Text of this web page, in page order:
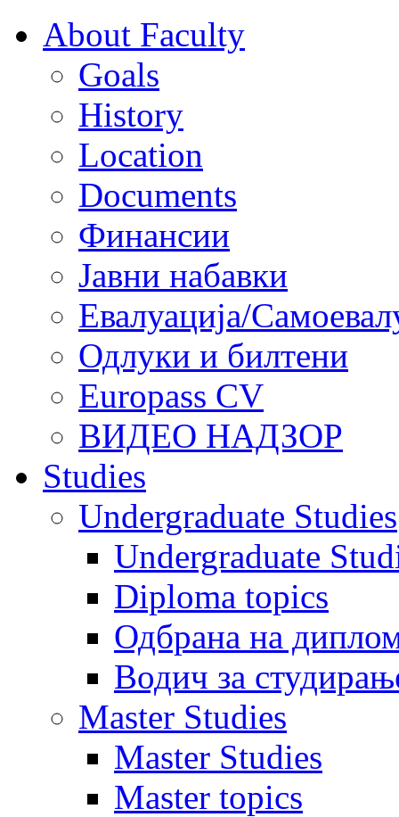
About Faculty
Goals
History
Location
Documents
Финансии
Јавни набавки
Евалуација/
Одлуки и билтени
Europass CV
ВИДЕО НАДЗОР
Studies
Undergraduate Studies
Undergraduate
Diploma topics
Одбрана на
Водич за
Master Studies
Master Studies
Master topics